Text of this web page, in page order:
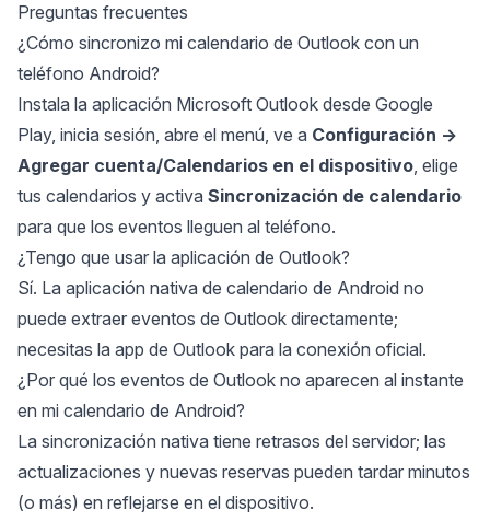
Preguntas frecuentes
¿Cómo sincronizo mi calendario de Outlook con un
teléfono Android?
Instala la aplicación Microsoft Outlook desde Google
Play, inicia sesión, abre el menú, ve a Configuración →
Agregar cuenta/Calendarios en el dispositivo, elige
tus calendarios y activa Sincronización de calendario
para que los eventos lleguen al teléfono.
¿Tengo que usar la aplicación de Outlook?
Sí. La aplicación nativa de calendario de Android no
puede extraer eventos de Outlook directamente;
necesitas la app de Outlook para la conexión oficial.
¿Por qué los eventos de Outlook no aparecen al instante
en mi calendario de Android?
La sincronización nativa tiene retrasos del servidor; las
actualizaciones y nuevas reservas pueden tardar minutos
(o más) en reflejarse en el dispositivo.